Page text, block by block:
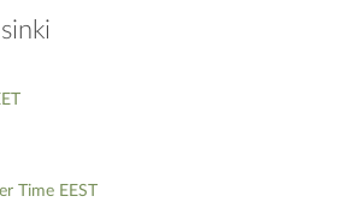
Time EEST